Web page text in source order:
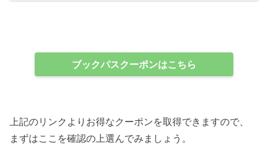
ブックパスクーポンはこちら
上記のリンクよりお得なクーポンを取得できますので、
まずはここを確認の上選んでみましょう。